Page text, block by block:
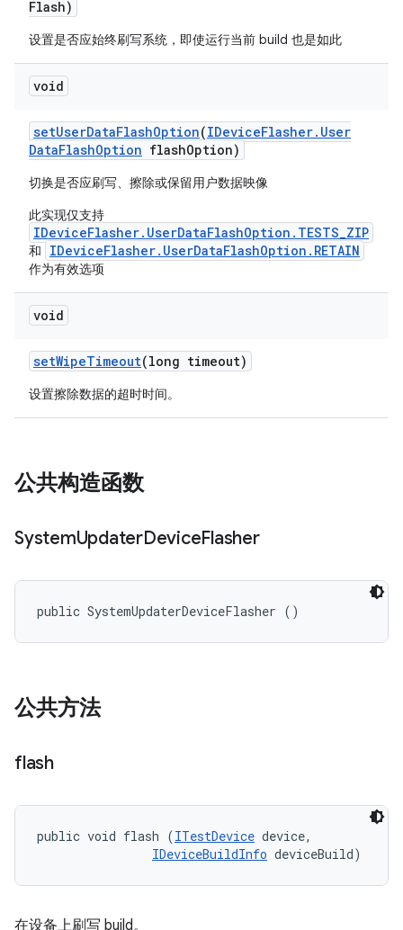
Flash)
设置是否应始终刷写系统，即使运行当前 build 也是如此
void
setUserDataFlashOption(IDeviceFlasher. User
DataFlashOption flashOption)
切换是否应刷写、擦除或保留用户数据映像
此实现仅支持
IDeviceFlasher.UserDataFlashOption.TESTS_ZIP
和 IDeviceFlasher.UserDataFlashOption.RETAIN
作为有效选项
void
setWipeTimeout(long timeout)
设置擦除数据的超时时间。
公共构造函数
SystemUpdaterDeviceFlasher
public SystemUpdaterDeviceFlasher ()
公共方法
flash
public void flash (ITestDevice device,
IDeviceBuildInfo deviceBuild)
在设备上刷写 build。